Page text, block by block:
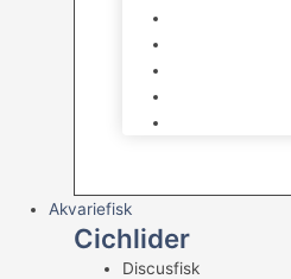
Akvariefisk
Cichlider
Discusfisk